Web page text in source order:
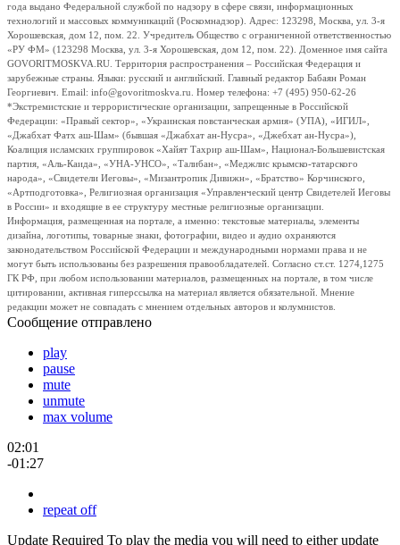
года выдано Федеральной службой по надзору в сфере связи, информационных
технологий и массовых коммуникаций (Роскомнадзор). Адрес: 123298, Москва, ул. 3-я
Хорошевская, дом 12, пом. 22. Учредитель Общество с ограниченной ответственностью
«РУ ФМ» (123298 Москва, ул. 3-я Хорошевская, дом 12, пом. 22). Доменное имя сайта
GOVORITMOSKVA.RU. Территория распространения – Российская Федерация и
зарубежные страны. Языки: русский и английский. Главный редактор Бабаян Роман
Георгиевич. Email: info@govoritmoskva.ru. Номер телефона: +7 (495) 950-62-26
*Экстремистские и террористические организации, запрещенные в Российской
Федерации: «Правый сектор», «Украинская повстанческая армия» (УПА), «ИГИЛ»,
«Джабхат Фатх аш-Шам» (бывшая «Джабхат ан-Нусра», «Джебхат ан-Нусра»),
Коалиция исламских группировок «Хайят Тахрир аш-Шам», Национал-Большевистская
партия, «Аль-Каида», «УНА-УНСО», «Талибан», «Меджлис крымско-татарского
народа», «Свидетели Иеговы», «Мизантропик Дивижн», «Братство» Корчинского,
«Артподготовка», Религиозная организация «Управленческий центр Свидетелей Иеговы
в России» и входящие в ее структуру местные религиозные организации.
Информация, размещенная на портале, а именно: текстовые материалы, элементы
дизайна, логотипы, товарные знаки, фотографии, видео и аудио охраняются
законодательством Российской Федерации и международными нормами права и не
могут быть использованы без разрешения правообладателей. Согласно ст.ст. 1274,1275
ГК РФ, при любом использовании материалов, размещенных на портале, в том числе
цитировании, активная гиперссылка на материал является обязательной. Мнение
редакции может не совпадать с мнением отдельных авторов и колумнистов.
Сообщение отправлено
play
pause
mute
unmute
max volume
02:01
-01:27
repeat off
Update Required To play the media you will need to either update